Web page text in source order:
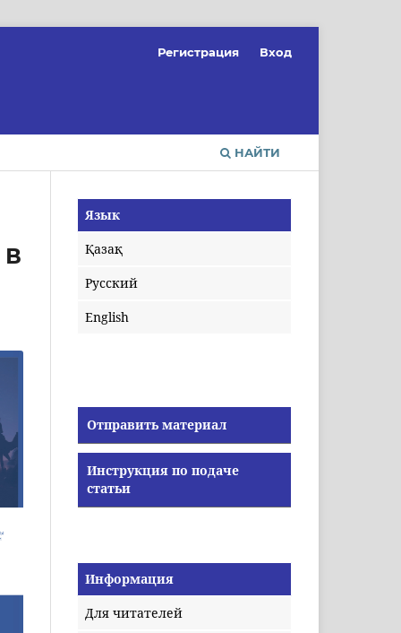
НАЙТИ
Регистрация Вход
Язык
Қазақ
Русский
English
Отправить материал
Инструкция по подаче
статьи
Информация
Для читателей